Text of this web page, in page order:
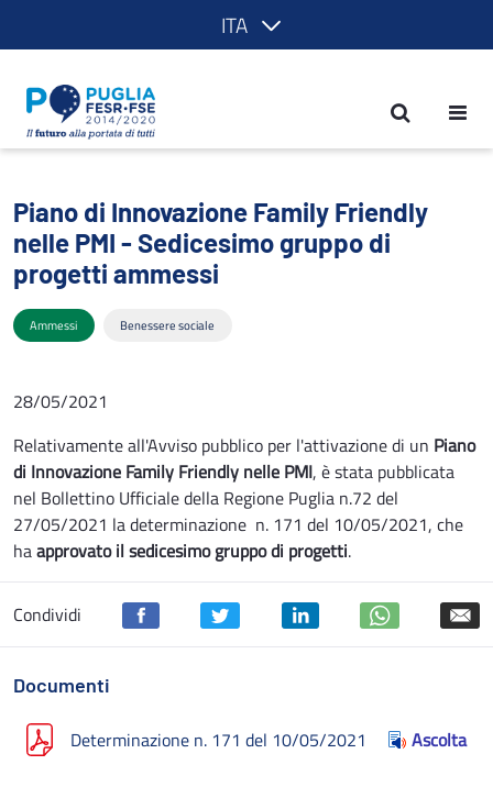
ITA
Piano di Innovazione Family Friendly
Piano di Innovazione Family Friendly
nelle PMI - Sedicesimo gruppo di
progetti ammessi
Ammessi Benessere sociale
28/05/2021
Relativamente all'Avviso pubblico per l'attivazione di un Piano
di Innovazione Family Friendly nelle PMI, è stata pubblicata
nel Bollettino Ufficiale della Regione Puglia n.72 del
27/05/2021 la determinazione n. 171 del 10/05/2021, che
haapprovato il sedicesimo gruppo di progetti.
Condividi
Documenti
Determinazione n. 171 del 10/05/2021 Ascolta